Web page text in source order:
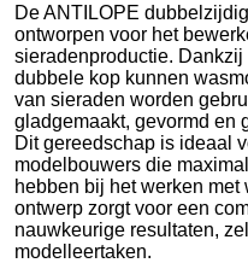
Hamers
Hangmotoren en
Klemsystemen
Legeringen
Meetinstrumenten
De ANTILOPE
ontworpen voor het
sieradenproductie.
dubbele kop kunnen
van sieraden worden
gladgemaakt, gevormd en
Dit gereedschap is ideaal
modelbouwers die
hebben bij het werken
ontwerp zorgt voor een
nauwkeurige resultaten,
modelleertaken.